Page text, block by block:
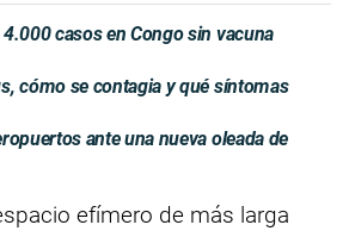
casos en Congo sin vacuna
cómo se contagia y qué síntomas
ante una nueva oleada de
efímero de más larga